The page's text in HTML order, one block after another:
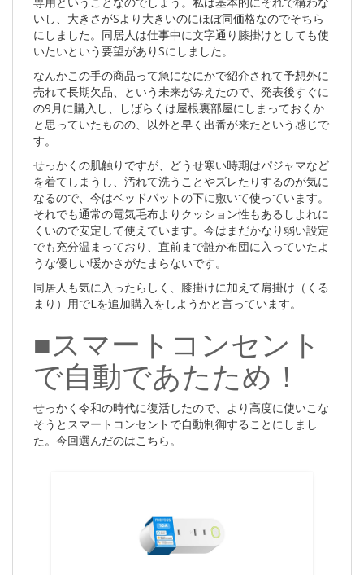
いし、大きさがSより大きいのにほぼ同価格なのでそちら
にしました。同居人は仕事中に文字通り膝掛けとしても使
いたいという要望がありSにしました。
なんかこの手の商品って急になにかで紹介されて予想外に
売れて長期欠品、という未来がみえたので、発表後すぐに
の9月に購入し、しばらくは屋根裏部屋にしまっておくか
と思っていたものの、以外と早く出番が来たという感じで
す。
せっかくの肌触りですが、どうせ寒い時期はパジャマなど
を着てしまうし、汚れて洗うことやズレたりするのが気に
なるので、今はベッドパットの下に敷いて使っています。
それでも通常の電気毛布よりクッション性もあるしよれに
くいので安定して使えています。今はまだかなり弱い設定
でも充分温まっており、直前まで誰か布団に入っていたよ
うな優しい暖かさがたまらないです。
同居人も気に入ったらしく、膝掛けに加えて肩掛け（くる
まり）用でLを追加購入をしようかと言っています。
■スマートコンセント
で自動であたため！
せっかく令和の時代に復活したので、より高度に使いこな
そうとスマートコンセントで自動制御することにしまし
た。今回選んだのはこちら。